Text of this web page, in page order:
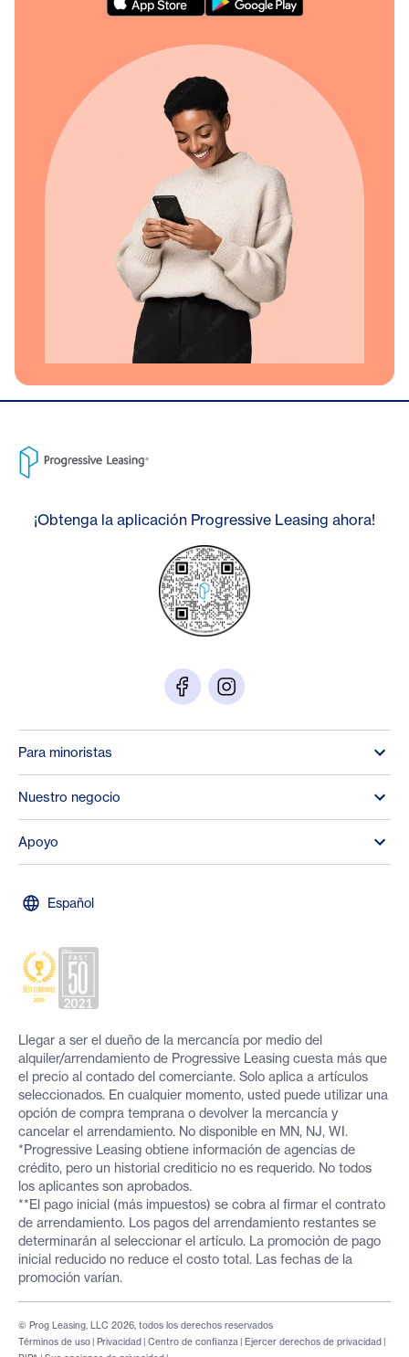
¡Obtenga la aplicación Progressive Leasing ahora!
Para minoristas
Nuestro negocio
Apoyo
Español
Llegar a ser el dueño de la mercancía por medio del
alquiler/arrendamiento de Progressive Leasing cuesta más que
el precio al contado del comerciante. Solo aplica a artículos
seleccionados. En cualquier momento, usted puede utilizar una
opción de compra temprana o devolver la mercancía y
cancelar el arrendamiento. No disponible en MN, NJ, WI.
*Progressive Leasing obtiene información de agencias de
crédito, pero un historial crediticio no es requerido. No todos
los aplicantes son aprobados.
**El pago inicial (más impuestos) se cobra al firmar el contrato
de arrendamiento. Los pagos del arrendamiento restantes se
determinarán al seleccionar el artículo. La promoción de pago
inicial reducido no reduce el costo total. Las fechas de la
promoción varían.
Términos de uso | Privacidad | Centro de confianza | Ejercer derechos de privacidad |
© Prog Leasing, LLC 2026, todos los derechos reservados